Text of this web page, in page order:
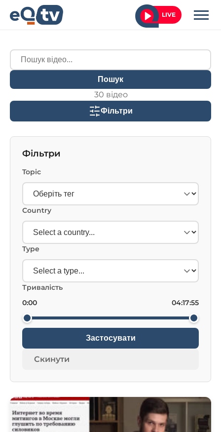
LIVE
Пошук
30 відео
Фільтри
Фільтри
Topic
Country
Type
Тривалість
0:00
04:17:55
Застосувати
Скинути